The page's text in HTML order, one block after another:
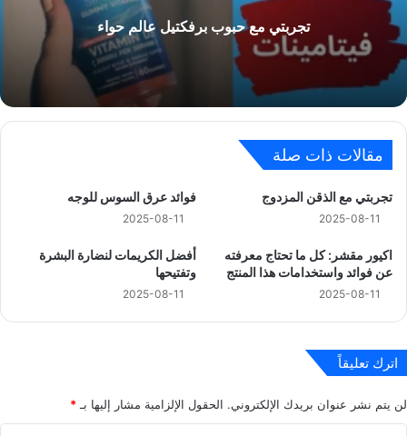
تجربتي مع حبوب برفكتيل عالم حواء
مقالات ذات صلة
تجربتي مع الذقن المزدوج
2025-08-11
فوائد عرق السوس للوجه
2025-08-11
اكيور مقشر: كل ما تحتاج معرفته
عن فوائد واستخدامات هذا المنتج
2025-08-11
أفضل الكريمات لنضارة البشرة
وتفتيحها
2025-08-11
اترك تعليقاً
لن يتم نشر عنوان بريدك الإلكتروني. الحقول الإلزامية مشار إليها بـ *